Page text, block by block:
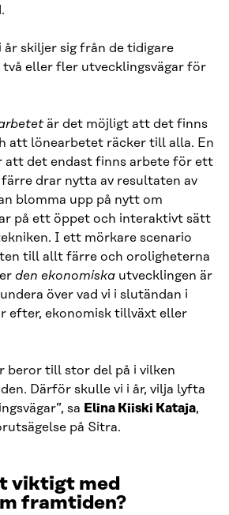
skiljer sig från de tidigare
två eller fler utvecklingsvägar för
är det möjligt att det finns
att lönearbetet räcker till alla. En
att det endast finns arbete för ett
drar nytta av resultaten av
blomma upp på nytt om
på ett öppet och interaktivt sätt
I ett mörkare scenario
till allt färre och oroligheterna
den ekonomiska utvecklingen är
över vad vi i slutändan i
efter, ekonomisk tillväxt eller
beror till stor del på i vilken
Därför skulle vi i år, vilja lyfta
sa Elina Kiiski Kataja,
på Sitra.
viktigt med
framtiden?